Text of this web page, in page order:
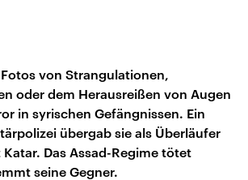
von Strangulationen,
oder dem Herausreißen von Augen
in syrischen Gefängnissen. Ein
übergab sie als Überläufer
Das Assad-Regime tötet
seine Gegner.